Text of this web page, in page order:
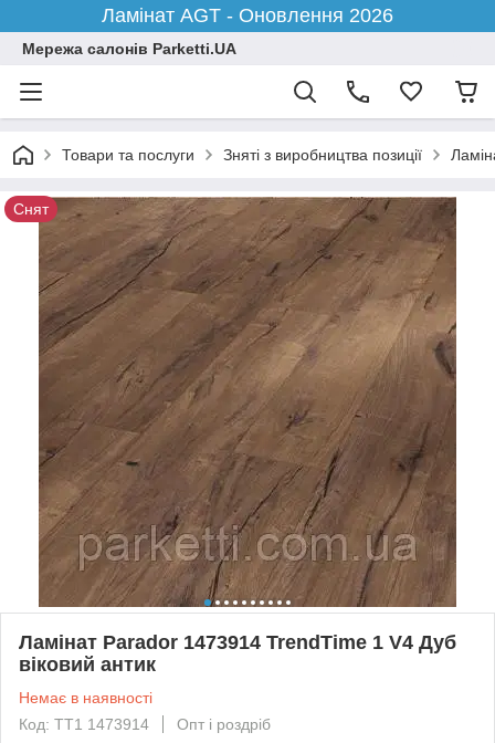
Ламінат AGT - Оновлення 2026
Мережа салонів Parketti.UA
Товари та послуги Зняті з виробництва позиції
Снят
Ламінат Parador 1473914 TrendTime 1 V4 Дуб
віковий антик
Немає в наявності
Код: TT1 1473914
Опт і роздріб